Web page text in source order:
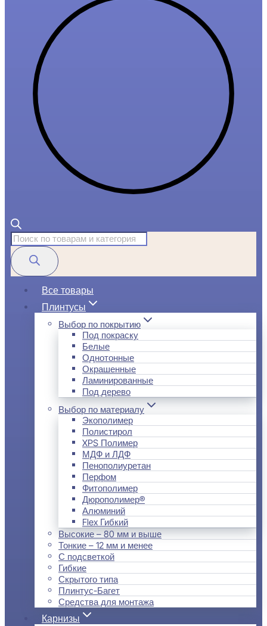
Поиск
товаров
Все товары
Плинтусы
Выбор по покрытию
Под покраску
Белые
Однотонные
Окрашенные
Ламинированные
Под дерево
Выбор по материалу
Экополимер
Полистирол
XPS Полимер
МДФ и ЛДФ
Пенополиуретан
Перфом
Фитополимер
Дюрополимер®
Алюминий
Flex Гибкий
Высокие – 80 мм и выше
Тонкие – 12 мм и менее
С подсветкой
Гибкие
Скрытого типа
Плинтус-Багет
Средства для монтажа
Карнизы